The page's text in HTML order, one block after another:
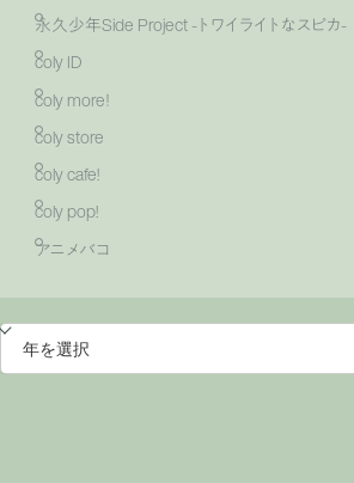
永久少年Side Project -トワイライトなスピカ-
coly ID
coly more！
coly store
coly cafe!
coly pop!
アニメバコ